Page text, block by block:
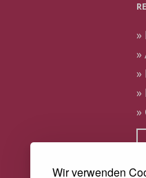
Wir verwenden
»
»
»
»
»